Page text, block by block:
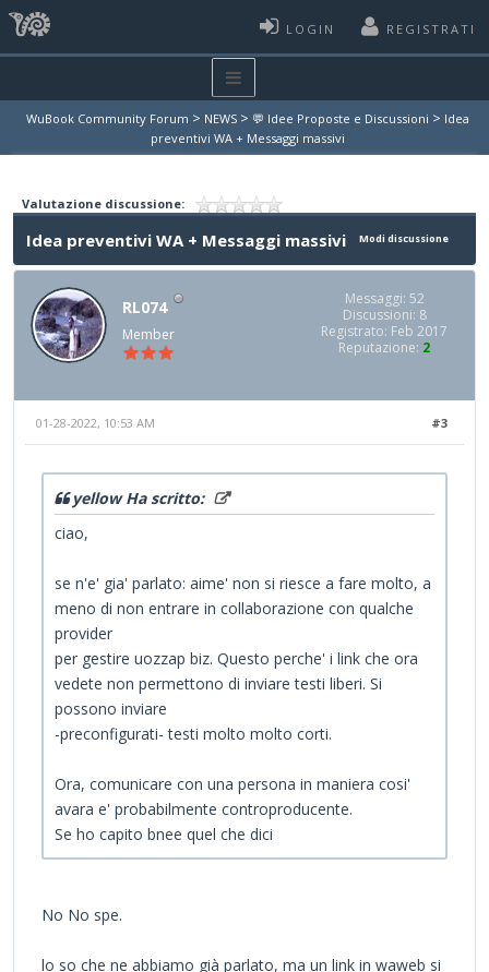
LOGIN REGISTRATI
WuBook Community Forum > NEWS > 💬 Idee Proposte e Discussioni > Idea
preventivi WA + Messaggi massivi
Valutazione discussione:
Modi discussione
Idea preventivi WA + Messaggi massivi
RL074
Member
Messaggi: 52
Discussioni: 8
Registrato: Feb 2017
Reputazione: 2
#3
01-28-2022, 10:53 AM
yellow Ha scritto:
ciao,
se n'e' gia' parlato: aime' non si riesce a fare molto, a
meno di non entrare in collaborazione con qualche
provider
per gestire uozzap biz. Questo perche' i link che ora
vedete non permettono di inviare testi liberi. Si
possono inviare
-preconfigurati- testi molto molto corti.
Ora, comunicare con una persona in maniera cosi'
avara e' probabilmente controproducente.
Se ho capito bnee quel che dici
No No spe.
lo so che ne abbiamo già parlato, ma un link in waweb si